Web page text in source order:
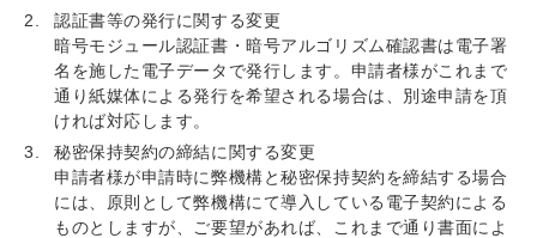
認証書等の発行に関する変更
暗号モジュール認証書・暗号アルゴリズム確認書は電子署
名を施した電子データで発行します。申請者様がこれまで
通り紙媒体による発行を希望される場合は、別途申請を頂
ければ対応します。
秘密保持契約の締結に関する変更
申請者様が申請時に弊機構と秘密保持契約を締結する場合
には、原則として弊機構にて導入している電子契約による
ものとしますが、ご要望があれば、これまで通り書面によ